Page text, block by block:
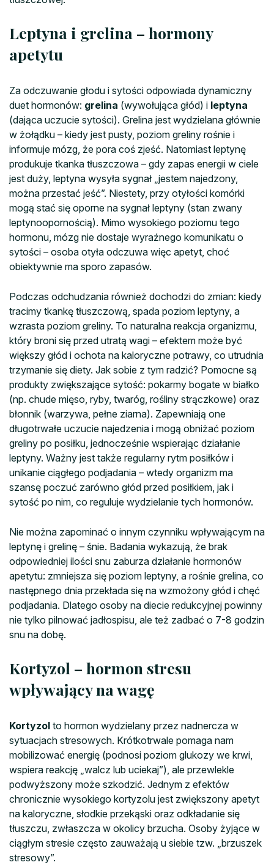
Leptyna i grelina – hormony
apetytu
Za odczuwanie głodu i sytości odpowiada dynamiczny
duet hormonów: grelina (wywołująca głód) i leptyna
(dająca uczucie sytości). Grelina jest wydzielana głównie
w żołądku – kiedy jest pusty, poziom greliny rośnie i
informuje mózg, że pora coś zjeść. Natomiast leptynę
produkuje tkanka tłuszczowa – gdy zapas energii w ciele
jest duży, leptyna wysyła sygnał „jestem najedzony,
można przestać jeść”. Niestety, przy otyłości komórki
mogą stać się oporne na sygnał leptyny (stan zwany
leptynoopornością). Mimo wysokiego poziomu tego
hormonu, mózg nie dostaje wyraźnego komunikatu o
sytości – osoba otyła odczuwa więc apetyt, choć
obiektywnie ma sporo zapasów.
Podczas odchudzania również dochodzi do zmian: kiedy
tracimy tkankę tłuszczową, spada poziom leptyny, a
wzrasta poziom greliny. To naturalna reakcja organizmu,
który broni się przed utratą wagi – efektem może być
większy głód i ochota na kaloryczne potrawy, co utrudnia
trzymanie się diety. Jak sobie z tym radzić? Pomocne są
produkty zwiększające sytość: pokarmy bogate w białko
(np. chude mięso, ryby, twaróg, rośliny strączkowe) oraz
błonnik (warzywa, pełne ziarna). Zapewniają one
długotrwałe uczucie najedzenia i mogą obniżać poziom
greliny po posiłku, jednocześnie wspierając działanie
leptyny. Ważny jest także regularny rytm posiłków i
unikanie ciągłego podjadania – wtedy organizm ma
szansę poczuć zarówno głód przed posiłkiem, jak i
sytość po nim, co reguluje wydzielanie tych hormonów.
Nie można zapominać o innym czynniku wpływającym na
leptynę i grelinę – śnie. Badania wykazują, że brak
odpowiedniej ilości snu zaburza działanie hormonów
apetytu: zmniejsza się poziom leptyny, a rośnie grelina, co
następnego dnia przekłada się na wzmożony głód i chęć
podjadania. Dlatego osoby na diecie redukcyjnej powinny
nie tylko pilnować jadłospisu, ale też zadbać o 7-8 godzin
snu na dobę.
Kortyzol – hormon stresu
wpływający na wagę
Kortyzol to hormon wydzielany przez nadnercza w
sytuacjach stresowych. Krótkotrwale pomaga nam
mobilizować energię (podnosi poziom glukozy we krwi,
wspiera reakcję „walcz lub uciekaj”), ale przewlekle
podwyższony może szkodzić. Jednym z efektów
chronicznie wysokiego kortyzolu jest zwiększony apetyt
na kaloryczne, słodkie przekąski oraz odkładanie się
tłuszczu, zwłaszcza w okolicy brzucha. Osoby żyjące w
ciągłym stresie często zauważają u siebie tzw. „brzuszek
stresowy”.